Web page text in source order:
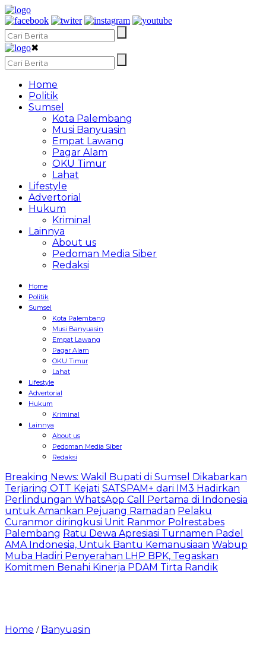
✖
Home
Politik
Sumsel
Kota Palembang
Musi Banyuasin
Empat Lawang
Pagar Alam
OKU Timur
Lahat
Lifestyle
Advertorial
Hukum
Kriminal
Lainnya
About us
Pedoman Media Siber
Redaksi
Home
Politik
Sumsel
Kota Palembang
Musi Banyuasin
Empat Lawang
Pagar Alam
OKU Timur
Lahat
Lifestyle
Advertorial
Hukum
Kriminal
Lainnya
About us
Pedoman Media Siber
Redaksi
Breaking News: Wakil Bupati di Sumsel Dikabarkan
Terjaring OTT Kejati SATSPAM+ dari IM3 Hadirkan
Perlindungan WhatsApp Call Pertama di Indonesia
untuk Amankan Pejuang Ramadan Pelaku
Curanmor diringkusi Unit Ranmor Polrestabes
Palembang Ratu Dewa Apresiasi Turnamen Padel
AMA Indonesia, Untuk Bantu Kemanusiaan Wabup
Muba Hadiri Penyerahan LHP BPK, Tegaskan
Komitmen Benahi Kinerja PDAM Tirta Randik
Home / Banyuasin